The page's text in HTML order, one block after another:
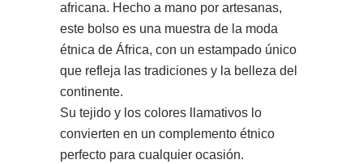
africana. Hecho a mano por artesanas,
este bolso es una muestra de la moda
étnica de África, con un estampado único
que refleja las tradiciones y la belleza del
continente.
Su tejido y los colores llamativos lo
convierten en un complemento étnico
perfecto para cualquier ocasión.